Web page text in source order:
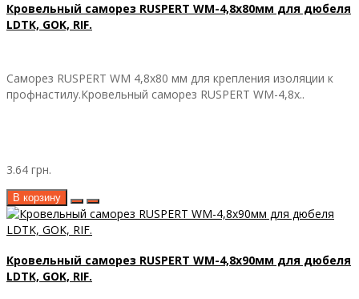
Кровельный саморез RUSPERT WM-4,8х80мм для дюбеля
LDTK, GOK, RIF.
Саморез RUSPERT WM 4,8х80 мм для крепления изоляции к
профнастилу.Кровельный саморез RUSPERT WM-4,8х..
3.64 грн.
В корзину
Кровельный саморез RUSPERT WM-4,8х90мм для дюбеля
LDTK, GOK, RIF.